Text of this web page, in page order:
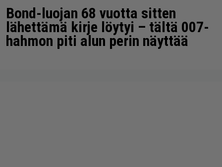
Bond-luojan 68 vuotta sitten
lähettämä kirje löytyi – tältä 007-
hahmon piti alun perin näyttää